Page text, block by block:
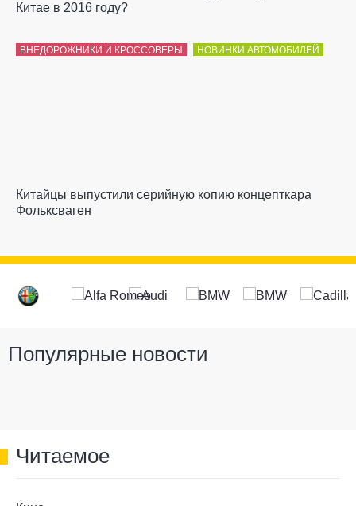
Китае в 2016 году?
ВНЕДОРОЖНИКИ И КРОССОВЕРЫ НОВИНКИ АВТОМОБИЛЕЙ
Китайцы выпустили серийную копию концепткара
Фольксваген
Популярные новости
Читаемое